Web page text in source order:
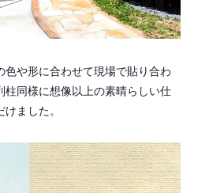
色や形に合わせて現場で貼り合わ
柱同様に想像以上の素晴らしい仕
ました。